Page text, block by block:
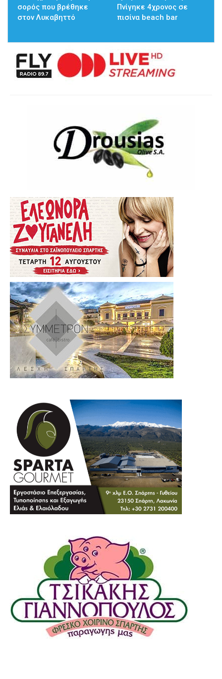
σορός που βρέθηκε
στον Λυκαβηττό
Πνίγηκε 4χρονος σε
πισίνα beach bar